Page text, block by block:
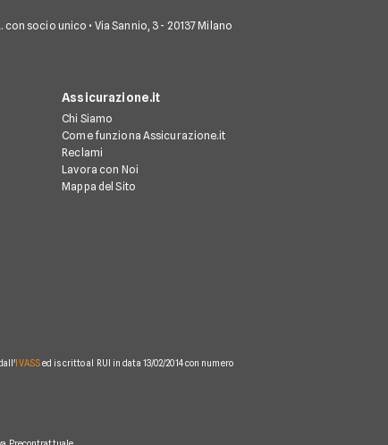
socio unico • Via Sannio, 3 - 20137 Milano
Assicurazione.it
Chi Siamo
Come funziona Assicurazione.it
Reclami
Lavora con Noi
Mappa del Sito
IVASSed iscritto al RUI in data 13/02/2014 con numero